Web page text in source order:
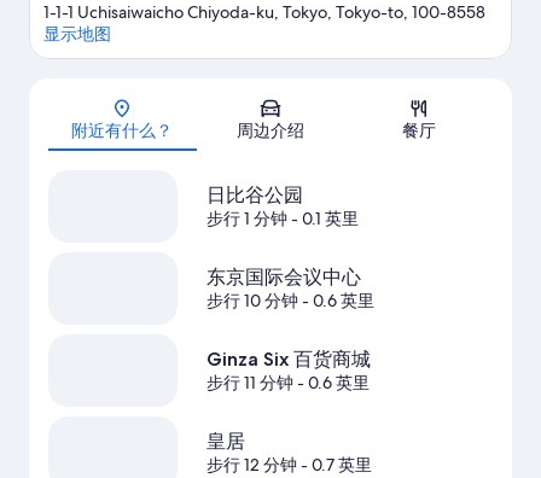
地图
1-1-1 Uchisaiwaicho Chiyoda-ku, Tokyo, Tokyo-to, 100-8558
显示地图
附近有什么？ 周边介绍 餐厅
日比谷公园
步行 1 分钟- 0.1 英里
东京国际会议中心
步行 10 分钟- 0.6 英里
Ginza Six 百货商城
步行 11 分钟- 0.6 英里
皇居
步行 12 分钟- 0.7 英里